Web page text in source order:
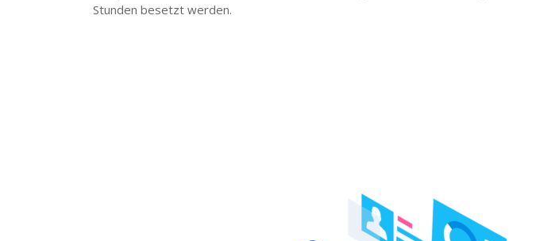
Stunden besetzt werden.